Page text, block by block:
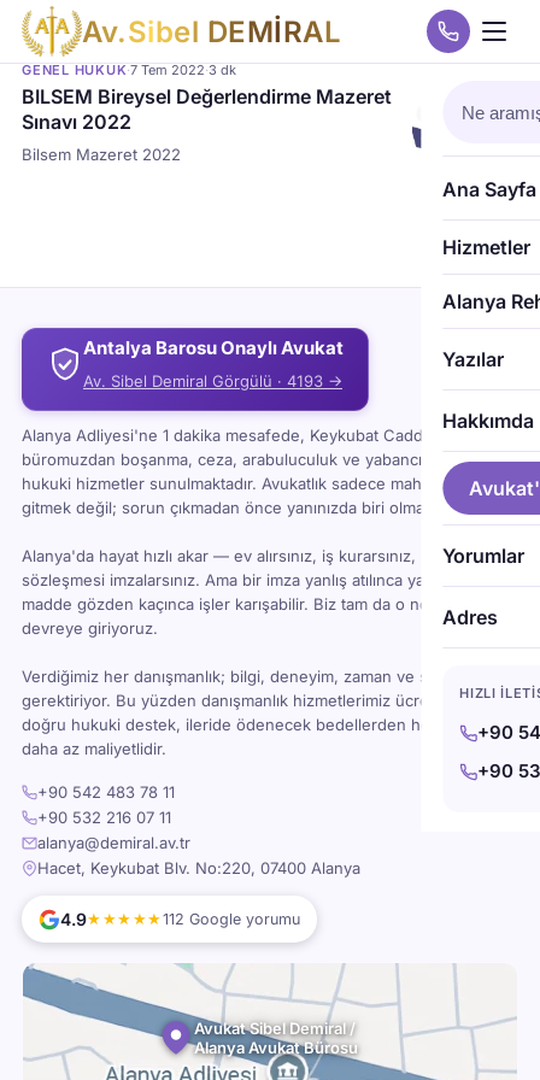
Av.Sibel DEMİRAL
Ana Sayfa
Hizmetler
Alanya
Yazılar
Hakkımda
Yorumlar
Adres
HIZLI
+90
+90
GENEL HUKUK·7 Tem 2022·3 dk
BILSEM Bireysel Değerlendirme Mazeret
Sınavı 2022
Bilsem Mazeret 2022
Antalya Barosu Onaylı Avukat
Av. Sibel Demiral Görgülü · 4193 →
Alanya Adliyesi'ne 1 dakika mesafede, Keykubat Caddesi'ndeki
büromuzdan boşanma, ceza, arabuluculuk ve yabancı uyruklu
hukuki hizmetler sunulmaktadır. Avukatlık sadece mahkemeye
gitmek değil; sorun çıkmadan önce yanınızda biri olması demektir.
Alanya'da hayat hızlı akar — ev alırsınız, iş kurarsınız, kira
sözleşmesi imzalarsınız. Ama bir imza yanlış atılınca ya da bir
madde gözden kaçınca işler karışabilir. Biz tam da o noktada
devreye giriyoruz.
Verdiğimiz her danışmanlık; bilgi, deneyim, zaman ve sorumluluk
gerektiriyor. Bu yüzden danışmanlık hizmetlerimiz ücretlidir — ama
doğru hukuki destek, ileride ödenecek bedellerden her zaman
daha az maliyetlidir.
+90 542 483 78 11
+90 532 216 07 11
alanya@demiral.av.tr
Hacet, Keykubat Blv. No:220, 07400 Alanya
4.9★★★★★112 Google yorumu
Avukat Sibel Demiral /
Alanya Avukat Bürosu